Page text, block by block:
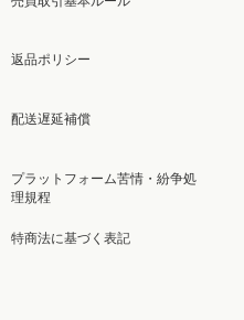
返品ポリシー
配送遅延補償
プラットフォーム苦情・紛争処
理規程
特商法に基づく表記